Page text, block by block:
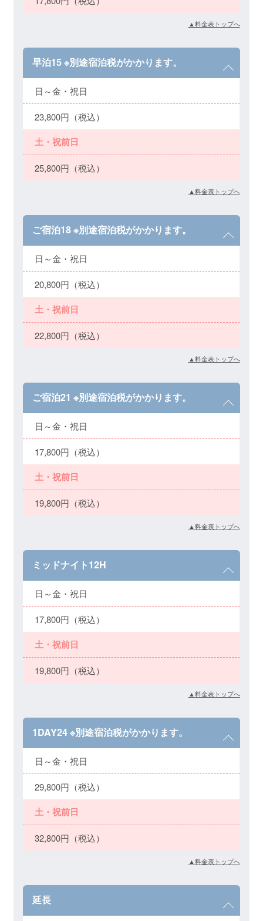
▲料金表トップへ
早泊15 ※別途宿泊税がかかります。
日～金・祝日
23,800円（税込）
土・祝前日
25,800円（税込）
▲料金表トップへ
ご宿泊18 ※別途宿泊税がかかります。
日～金・祝日
20,800円（税込）
土・祝前日
22,800円（税込）
▲料金表トップへ
ご宿泊21 ※別途宿泊税がかかります。
日～金・祝日
17,800円（税込）
土・祝前日
19,800円（税込）
▲料金表トップへ
ミッドナイト12H
日～金・祝日
17,800円（税込）
土・祝前日
19,800円（税込）
▲料金表トップへ
1DAY24 ※別途宿泊税がかかります。
日～金・祝日
29,800円（税込）
土・祝前日
32,800円（税込）
▲料金表トップへ
延長